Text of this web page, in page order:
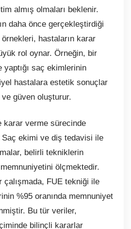
almış olmaları beklenir.
daha önce gerçekleştirdiği
hastaların karar
rol oynar. Örneğin, bir
yaptığı saç ekimlerinin
hastalara estetik sonuçlar
güven oluşturur.
karar verme sürecinde
Saç ekimi ve diş tedavisi ile
belirli tekniklerin
ölçmektedir.
çalışmada, FUE tekniği ile
%95 oranında memnuniyet
Bu tür veriler,
bilinçli kararlar